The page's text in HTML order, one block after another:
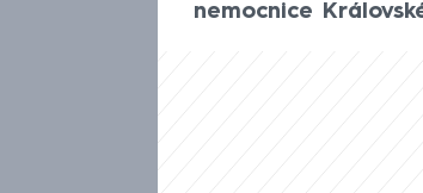
nemocnice